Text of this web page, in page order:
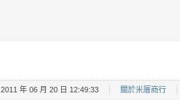
2011 年 06 月 20 日 12:49:33 關於米厝商行